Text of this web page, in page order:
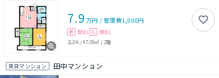
7.9 万円 /管理費1,000円
敷 無料 礼 無料
2LDK/47.09㎡ / 2階
賃貸マンション 田中マンション